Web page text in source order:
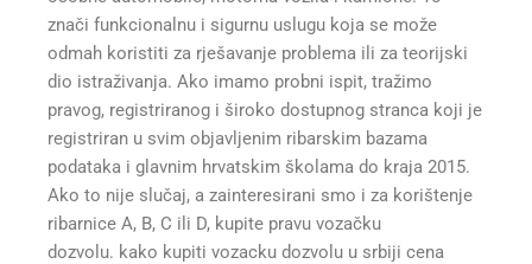
znači funkcionalnu i sigurnu uslugu koja se može
odmah koristiti za rješavanje problema ili za teorijski
dio istraživanja. Ako imamo probni ispit, tražimo
pravog, registriranog i široko dostupnog stranca koji je
registriran u svim objavljenim ribarskim bazama
podataka i glavnim hrvatskim školama do kraja 2015.
Ako to nije slučaj, a zainteresirani smo i za korištenje
ribarnice A, B, C ili D, kupite pravu vozačku
dozvolu. kako kupiti vozacku dozvolu u srbiji cena